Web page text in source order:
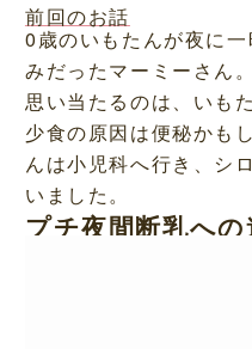
前回のお話
0歳のいもたんが夜に
みだったマーミーさん
思い当たるのは、いも
少食の原因は便秘かも
んは小児科へ行き、シ
いました。
プチ夜間断乳へ